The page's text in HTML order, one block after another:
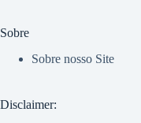
Sobre
Sobre nosso Site
Disclaimer: